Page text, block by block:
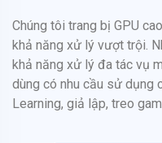
Chúng tôi trang bị GPU
khả năng xử lý vượt trội.
khả năng xử lý đa tác vụ
dùng có nhu cầu sử dụng
Learning, giả lập, treo